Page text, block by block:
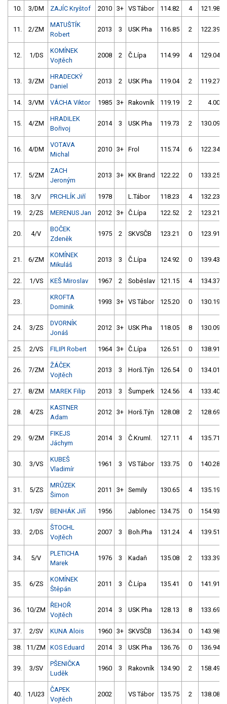
10. 3/DM ZAJÍC Kryštof 2010 3+ VS Tábor 114.82 4 121.98
11. 2/ZM
MATUŠTÍK
Robert
2013 3 USK Pha 116.85 2 122.39
12. 1/DS
KOMÍNEK
Vojtěch
2008 2 Č.Lípa 114.99 4 129.04
13. 3/ZM
HRADECKÝ
Daniel
2013 2 USK Pha 119.04 2 119.27
14. 3/VM VÁCHA Viktor 1985 3+ Rakovník 119.19 2 4.00
15. 4/ZM
HRADILEK
Bořivoj
2014 3 USK Pha 119.73 2 130.09
16. 4/DM
VOTAVA
Michal
2010 3+ Frol 115.74 6 122.34
17. 5/ZM
ZACH
Jeroným
2013 3+ KK Brand 122.22 0 133.25
18. 3/V PRCHLÍK Jiří 1978 L.Tábor 118.23 4 132.23
19. 2/ZS MERENUS Jan 2012 3+ Č.Lípa 122.52 2 123.21
20. 4/V
BOČEK
Zdeněk
1975 2 SKVSČB 123.21 0 123.91
21. 6/ZM
KOMÍNEK
Mikuláš
2013 3 Č.Lípa 124.92 0 139.43
22. 1/VS KEŠ Miroslav 1967 2 Soběslav 121.15 4 134.37
23.
KROFTA
Dominik
1993 3+ VS Tábor 125.20 0 130.19
24. 3/ZS
DVORNÍK
Jonáš
2012 3+ USK Pha 118.05 8 130.09
25. 2/VS FILIPI Robert 1964 3+ Č.Lípa 126.51 0 138.91
26. 7/ZM
ŽÁČEK
Vojtěch
2013 3 Horš.Týn 126.54 0 134.01
27. 8/ZM MAREK Filip 2013 3 Šumperk 124.56 4 133.40
28. 4/ZS
KASTNER
Adam
2012 3+ Horš.Týn 128.08 2 128.69
29. 9/ZM
FIKEJS
Jáchym
2014 3 Č.Kruml. 127.11 4 135.71
30. 3/VS
KUBEŠ
Vladimír
1961 3 VS Tábor 133.75 0 140.28
31. 5/ZS
MRŮZEK
Šimon
2011 3+ Semily 130.65 4 135.19
32. 1/SV BENHÁK Jiří 1956 Jablonec 134.75 0 154.93
33. 2/DS
ŠTOCHL
Vojtěch
2007 3 Boh.Pha 131.24 4 139.51
34. 5/V
PLETICHA
Marek
1976 3 Kadaň 135.08 2 133.39
35. 6/ZS
KOMÍNEK
Štěpán
2011 3 Č.Lípa 135.41 0 141.91
36. 10/ZM
ŘEHOŘ
Vojtěch
2014 3 USK Pha 128.13 8 133.69
37. 2/SV KUNA Alois 1960 3+ SKVSČB 136.34 0 143.98
38. 11/ZM KOS Eduard 2014 3 USK Pha 136.76 0 136.94
39. 3/SV
PŠENIČKA
Luděk
1960 3 Rakovník 134.90 2 158.49
40. 1/U23
ČAPEK
Vojtěch
2002 VS Tábor 135.75 2 138.08